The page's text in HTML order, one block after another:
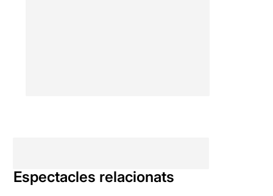
Espectacles relacionats